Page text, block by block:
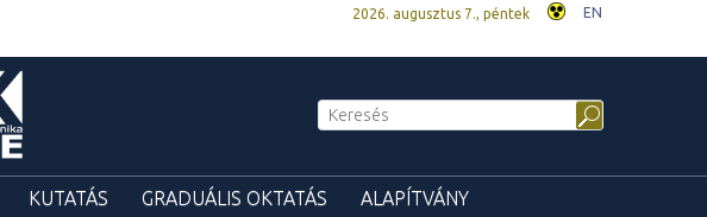
2026. augusztus 7., péntek EN
KUTATÁS GRADUÁLIS OKTATÁS
ALAPÍTVÁNY